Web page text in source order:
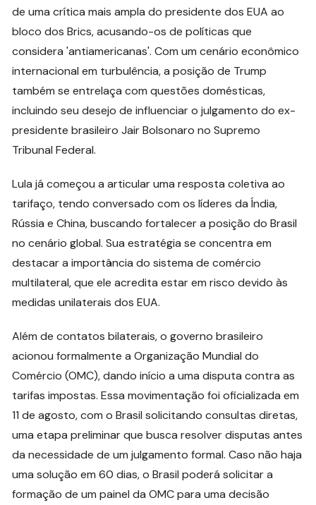
de uma crítica mais ampla do presidente dos EUA ao
bloco dos Brics, acusando-os de políticas que
considera 'antiamericanas'. Com um cenário econômico
internacional em turbulência, a posição de Trump
também se entrelaça com questões domésticas,
incluindo seu desejo de influenciar o julgamento do ex-
presidente brasileiro Jair Bolsonaro no Supremo
Tribunal Federal.
Lula já começou a articular uma resposta coletiva ao
tarifaço, tendo conversado com os líderes da Índia,
Rússia e China, buscando fortalecer a posição do Brasil
no cenário global. Sua estratégia se concentra em
destacar a importância do sistema de comércio
multilateral, que ele acredita estar em risco devido às
medidas unilaterais dos EUA.
Além de contatos bilaterais, o governo brasileiro
acionou formalmente a Organização Mundial do
Comércio (OMC), dando início a uma disputa contra as
tarifas impostas. Essa movimentação foi oficializada em
11 de agosto, com o Brasil solicitando consultas diretas,
uma etapa preliminar que busca resolver disputas antes
da necessidade de um julgamento formal. Caso não haja
uma solução em 60 dias, o Brasil poderá solicitar a
formação de um painel da OMC para uma decisão